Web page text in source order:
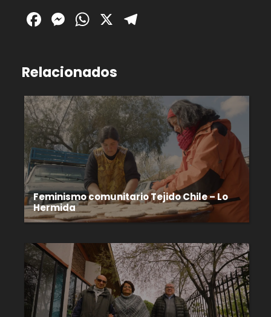
Facebook
Messenger
WhatsApp
X
Relacionados
Feminismo comunitario Tejido Chile – Lo
Hermida